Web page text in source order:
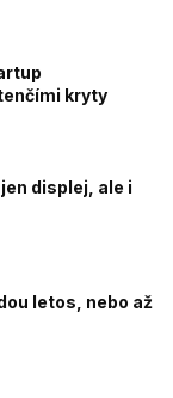
kryty
displej, ale i
letos, nebo až